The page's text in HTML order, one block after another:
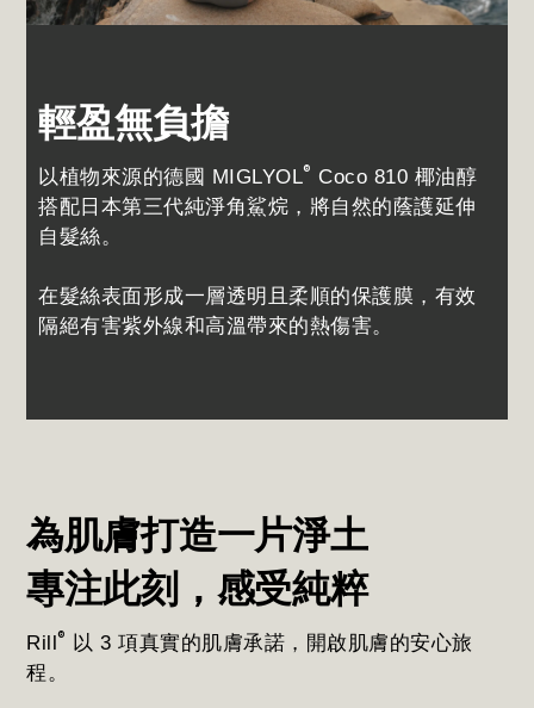
輕盈無負擔
以植物來源的德國 MIGLYOL® Coco 810 椰油醇
搭配日本第三代純淨角鯊烷，將自然的蔭護延伸
自髮絲。
在髮絲表面形成一層透明且柔順的保護膜，有效
隔絕有害紫外線和高溫帶來的熱傷害。
為肌膚打造一片淨土
專注此刻，感受純粹
Rill ® 以 3 項真實的肌膚承諾，開啟肌膚的安心旅
程。